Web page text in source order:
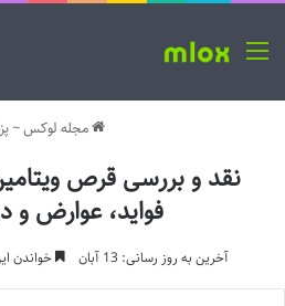
منو
مجله لوکس~
فواید، عوارض
آخرین به روز رسانی: 13 آبان خواندن این مطلب